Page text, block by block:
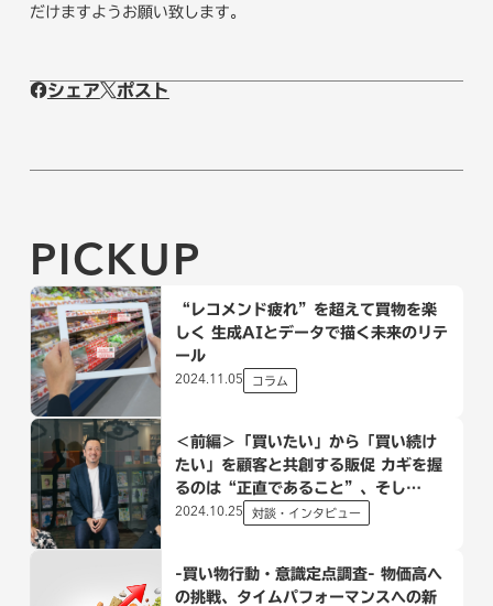
だけますようお願い致します。
シェア ポスト
PICKUP
“レコメンド疲れ”を超えて買物を楽
しく 生成AIとデータで描く未来のリテ
ール
コラム
2024.11.05
＜前編＞「買いたい」から「買い続け
たい」を顧客と共創する販促 カギを握
るのは“正直であること”、そし
て“未来のありたい姿を問い続けるこ
対談・インタビュー
2024.10.25
-買い物行動・意識定点調査- 物価高へ
の挑戦、タイムパフォーマンスへの新